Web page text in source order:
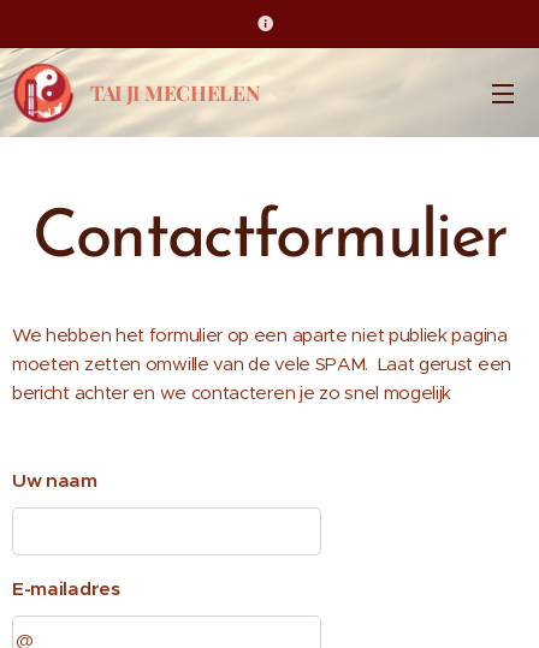
TAI JI MECHELEN
Contactformulier
We hebben het formulier op een aparte niet publiek pagina
moeten zetten omwille van de vele SPAM. Laat gerust een
bericht achter en we contacteren je zo snel mogelijk
Uw naam
E-mailadres